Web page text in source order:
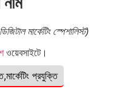
মার্কেটিং স্পেশালিস্ট)
ওয়েবসাইটে।
প্রযুক্তি